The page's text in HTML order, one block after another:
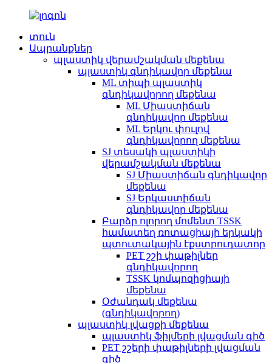
տուն
Ապրանքներ
պլաստիկ վերամշակման մեքենա
պլաստիկ գնդիկավոր մեքենա
ML տիպի պլաստիկ
գնդիկավորող մեքենա
ML Միաստիճան
գնդիկավոր մեքենա
ML Երկու փուլով
գնդիկավորող մեքենա
SJ տեսակի պլաստիկի
վերամշակման մեքենա
SJ Միաստիճան գնդիկավոր
մեքենա
SJ Երկաստիճան
գնդիկավոր մեքենա
Բարձր ոլորող մոմենտ TSSK
համատեղ ռոտացիայի երկակի
պտուտակային էքստրուդատոր
PET շշի փաթիլներ
գնդիկավորող
TSSK կոմպոզիցիայի
մեքենա
Օժանդակ մեքենա
(գնդիկավորող)
պլաստիկ լվացքի մեքենա
պլաստիկ ֆիլմերի լվացման գիծ
PET շշերի փաթիլների լվացման
գիծ